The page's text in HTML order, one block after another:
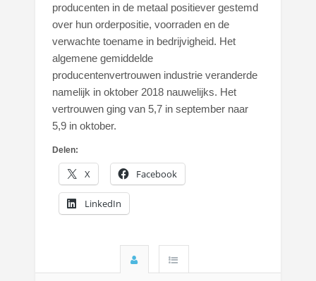
producenten in de metaal positiever gestemd
over hun orderpositie, voorraden en de
verwachte toename in bedrijvigheid. Het
algemene gemiddelde
producentenvertrouwen industrie veranderde
namelijk in oktober 2018 nauwelijks. Het
vertrouwen ging van 5,7 in september naar
5,9 in oktober.
Delen:
X Facebook
LinkedIn